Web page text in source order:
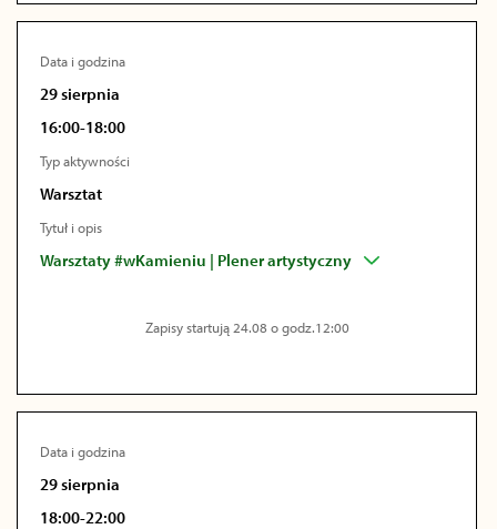
Data i godzina
29 sierpnia
16:00-18:00
Typ aktywności
Warsztat
Tytuł i opis
Warsztaty #wKamieniu | Plener artystyczny
Zapisy startują 24.08 o godz.12:00
Data i godzina
29 sierpnia
18:00-22:00